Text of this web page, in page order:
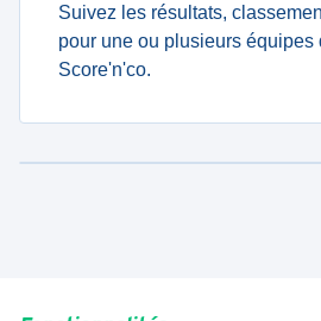
Suivez les résultats,
pour une ou plusieurs équipes
Score'n'co.